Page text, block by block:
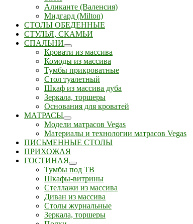
Аликанте (Валенсия)
Мидгард (Milton)
СТОЛЫ ОБЕДЕННЫЕ
СТУЛЬЯ, СКАМЬИ
СПАЛЬНИ
Кровати из массива
Комоды из массива
Тумбы прикроватные
Стол туалетный
Шкаф из массива дуба
Зеркала, торшеры
Основания для кроватей
МАТРАСЫ
Модели матрасов Vegas
Материалы и технологии матрасов Vegas
ПИСЬМЕННЫЕ СТОЛЫ
ПРИХОЖАЯ
ГОСТИНАЯ
Тумбы под ТВ
Шкафы-витрины
Стеллажи из массива
Диван из массива
Столы журнальные
Зеркала, торшеры